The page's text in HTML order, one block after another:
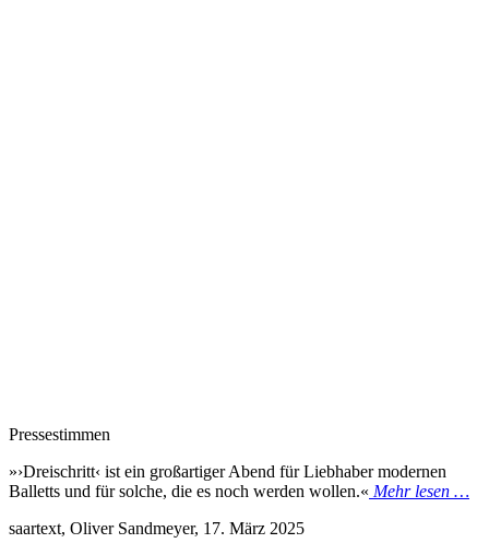
Pressestimmen
»›Dreischritt‹ ist ein großartiger Abend für Liebhaber modernen
Balletts und für solche, die es noch werden wollen.« Mehr lesen …
saartext, Oliver Sandmeyer, 17. März 2025